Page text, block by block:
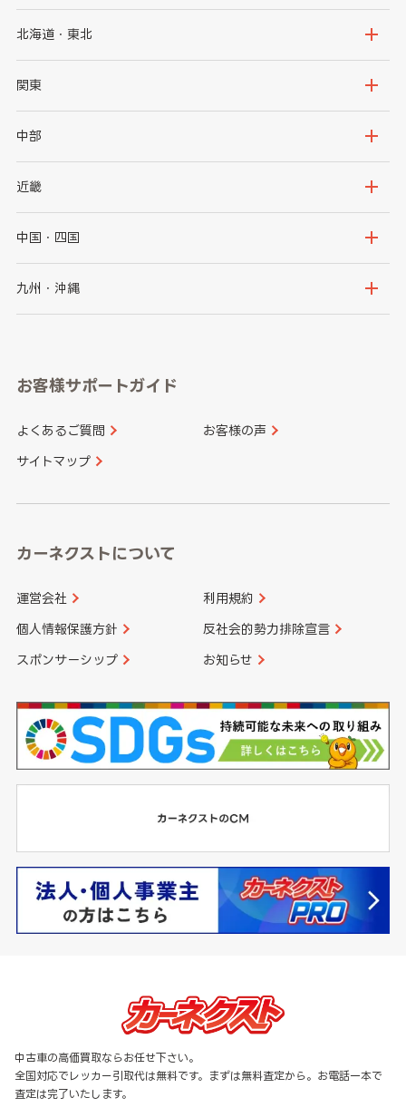
北海道・東北
北海道
岩手県
秋田県
関東
茨城県
群馬県
千葉県
中部
新潟県
石川県
山梨県
愛知県
近畿
大阪府
京都府
和歌山県
中国・四国
鳥取県
山口県
香川県 愛媛県
九州・沖縄
長崎県
大分県 宮崎県
お客様サポートガイド
よくあるご質問 お客様の声
サイトマップ
カーネクストについて
運営会社 利用規約
個人情報保護方針 反社会的勢力排除宣言
スポンサーシップ お知らせ
中古車の高価買取ならお任せ下さい。
全国対応でレッカー引取代は無料です。まずは無料査定から。お電話一本で
査定は完了いたします。